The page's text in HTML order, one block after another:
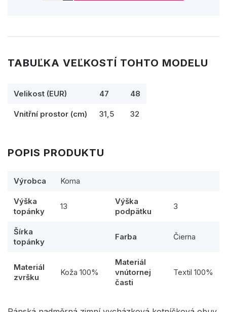
TABUĽKA VEĽKOSTÍ TOHTO MODELU
Velikost (EUR) 47 48
Vnitřní prostor (cm) 31,5 32
POPIS PRODUKTU
Výrobca Koma
Výška
topánky
13
Výška
podpätku
3
Šírka
topánky
Farba Čierna
Materiál
zvršku
Koža 100%
Materiál
vnútornej
časti
Textil 100%